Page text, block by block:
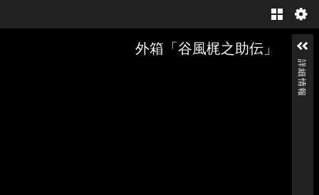
Gallery
外箱「谷風梶之助伝」
詳細情報